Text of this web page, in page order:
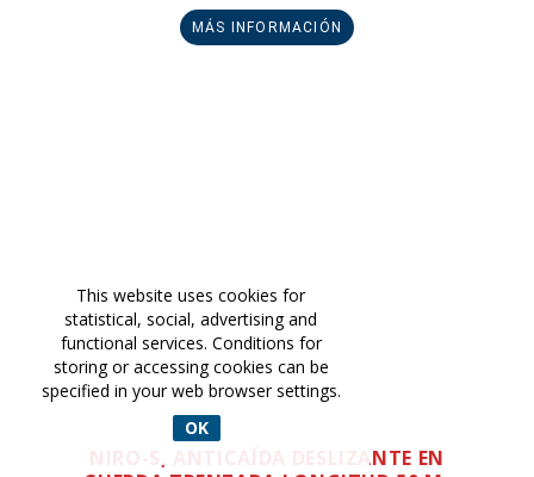
MÁS INFORMACIÓN
NIRO-S, ANTICAÍDA DESLIZANTE EN
This website uses cookies for
statistical, social, advertising and
functional services. Conditions for
storing or accessing cookies can be
specified in your web browser settings.
OK